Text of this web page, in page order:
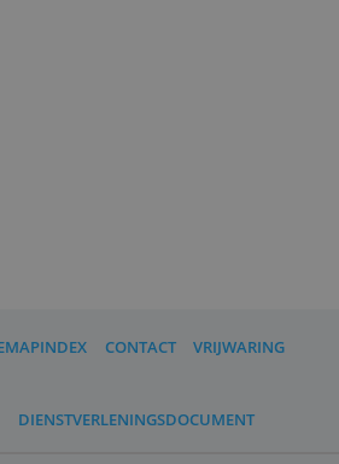
ondernemer betaal je